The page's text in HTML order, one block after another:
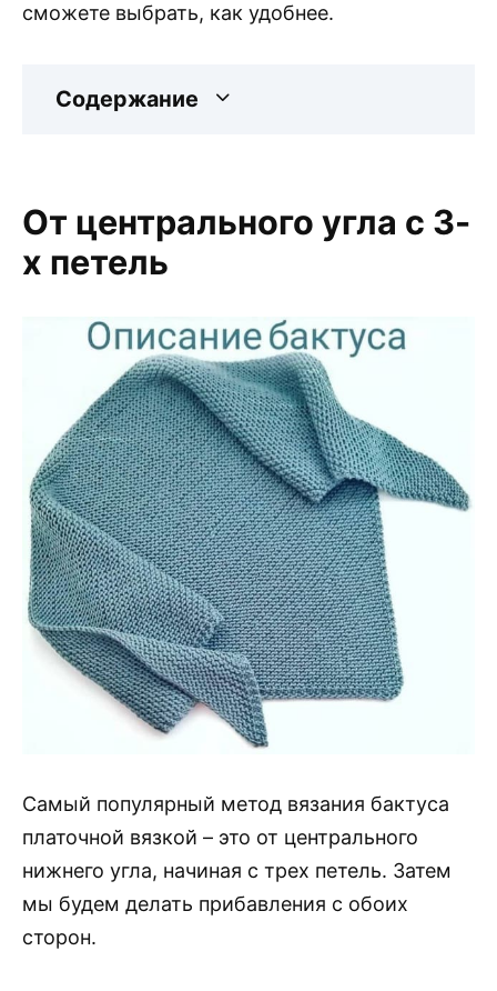
сможете выбрать, как удобнее.
Содержание
От центрального угла с 3-
х петель
Самый популярный метод вязания бактуса
платочной вязкой – это от центрального
нижнего угла, начиная с трех петель. Затем
мы будем делать прибавления с обоих
сторон.